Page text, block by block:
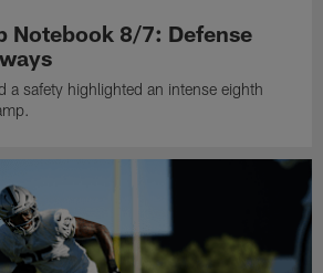
Notebook 8/7: Defense
a safety highlighted an intense eighth